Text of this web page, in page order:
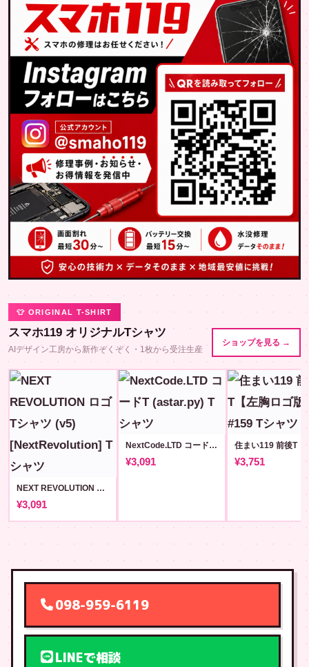
👕 ORIGINAL T-SHIRT
スマホ119 オリジナルTシャツ
AIデザイン工房から新作ぞくぞく・1枚から受注生産
ショップを見る →
NEXT REVOLUTION ロゴ Tシャツ (v5) [NextRevolution]
¥3,091
NextCode.LTD コードT (astar.py)
¥3,091 ¥3,751
098-959-6119
LINEで相談